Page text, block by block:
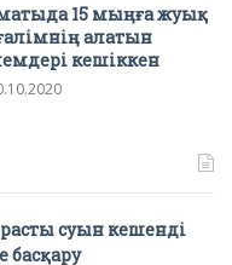
15 мыңға жуық
алатын
кешіккен
суын кешенді
басқару